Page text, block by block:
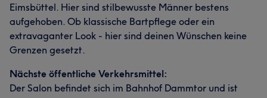
Eimsbüttel. Hier sind stilbewusste Männer bestens
aufgehoben. Ob klassische Bartpflege oder ein
extravaganter Look - hier sind deinen Wünschen keine
Grenzen gesetzt.
Nächste öffentliche Verkehrsmittel:
Der Salon befindet sich im Bahnhof Dammtor und ist